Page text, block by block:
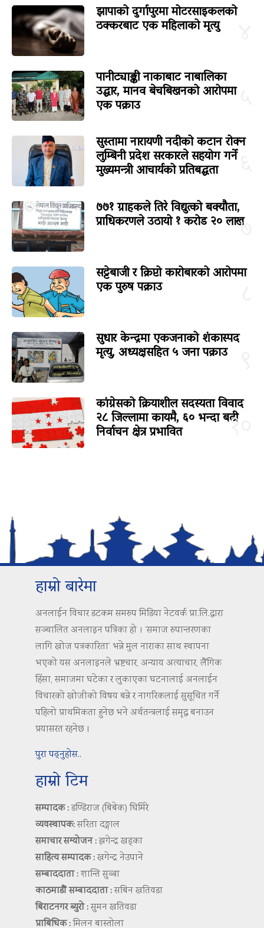
झापाको दुर्गापुरमा मोटरसाइकलको
ठक्करबाट एक महिलाको मृत्यु
पानीट्याङ्की नाकाबाट नाबालिका
उद्धार, मानव बेचबिखनको आरोपमा
एक पक्राउ
सुस्तामा नारायणी नदीको कटान रोक्न
लुम्बिनी प्रदेश सरकारले सहयोग गर्ने
मुख्यमन्त्री आचार्यको प्रतिबद्धता
७
७७१ ग्राहकले तिरे विद्युत्को बक्यौता,
प्राधिकरणले उठायो १ करोड २० लाख
सट्टेबाजी र क्रिप्टो कारोबारको आरोपमा
एक पुरुष पक्राउ
सुधार केन्द्रमा एकजनाको शंकास्पद
मृत्यु, अध्यक्षसहित ५ जना पक्राउ
१०
कांग्रेसको क्रियाशील सदस्यता विवाद
२८ जिल्लामा कायमै, ६० भन्दा बढी
निर्वाचन क्षेत्र प्रभावित
हाम्रो बारेमा
अनलाईन विचार डटकम समरुप मिडिया नेटवर्क प्रा.लि.द्वारा
सञ्चालित अनलाइन पत्रिका हो । ‘समाज रुपान्तरणका
लागि खोज पत्रकारिता’ भन्ने मुल नाराका साथ स्थापना
भएको यस अनलाइनले भ्रष्टचार, अन्याय अत्याचार, लैंगिक
हिंसा, समाजमा घटेका र लुकाएका घटनालाई अनलाईन
विचारको खोजीको विषय बन्ने र नागरिकलाई सुसूचित गर्ने
पहिलो प्राथमिकता हुनेछ भने अर्थतन्त्रलाई समृद्ध बनाउन
प्रयासरत रहनेछ ।
पुरा पढ्नुहोस..
हाम्रो टिम
सम्पादक :डण्डिराज (बिबेक) घिमिरे
व्यवस्थापक:सरिता दङ्गाल
समाचार सम्योजन :झगेन्द्र खड्का
साहित्य सम्पादक :खगेन्द्र नेउपाने
सम्बाददाता :शान्ति सुब्बा
काठमाडौं सम्बाददाता :सबिन खतिवडा
बिराटनगर ब्युरो :सुमन खतिवडा
प्राबिधिक :मिलन बास्तोला